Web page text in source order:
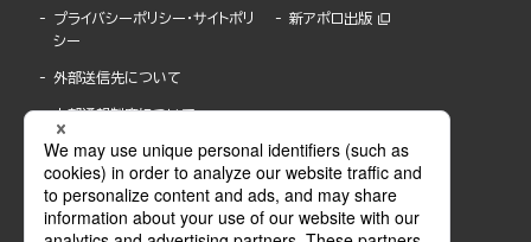
プライバシーポリシー・サイトポリ
シー
外部送信先について
内部通報制度について
新アポロ出版